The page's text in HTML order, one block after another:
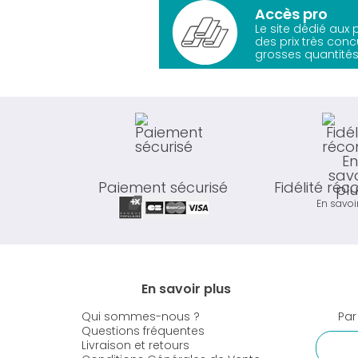
Accès pro
Le site dédié aux
des prix très
grosses
Paiement sécurisé Fidélité
En
En savoir plus
Qui sommes-nous ?
Questions fréquentes
Livraison et retours